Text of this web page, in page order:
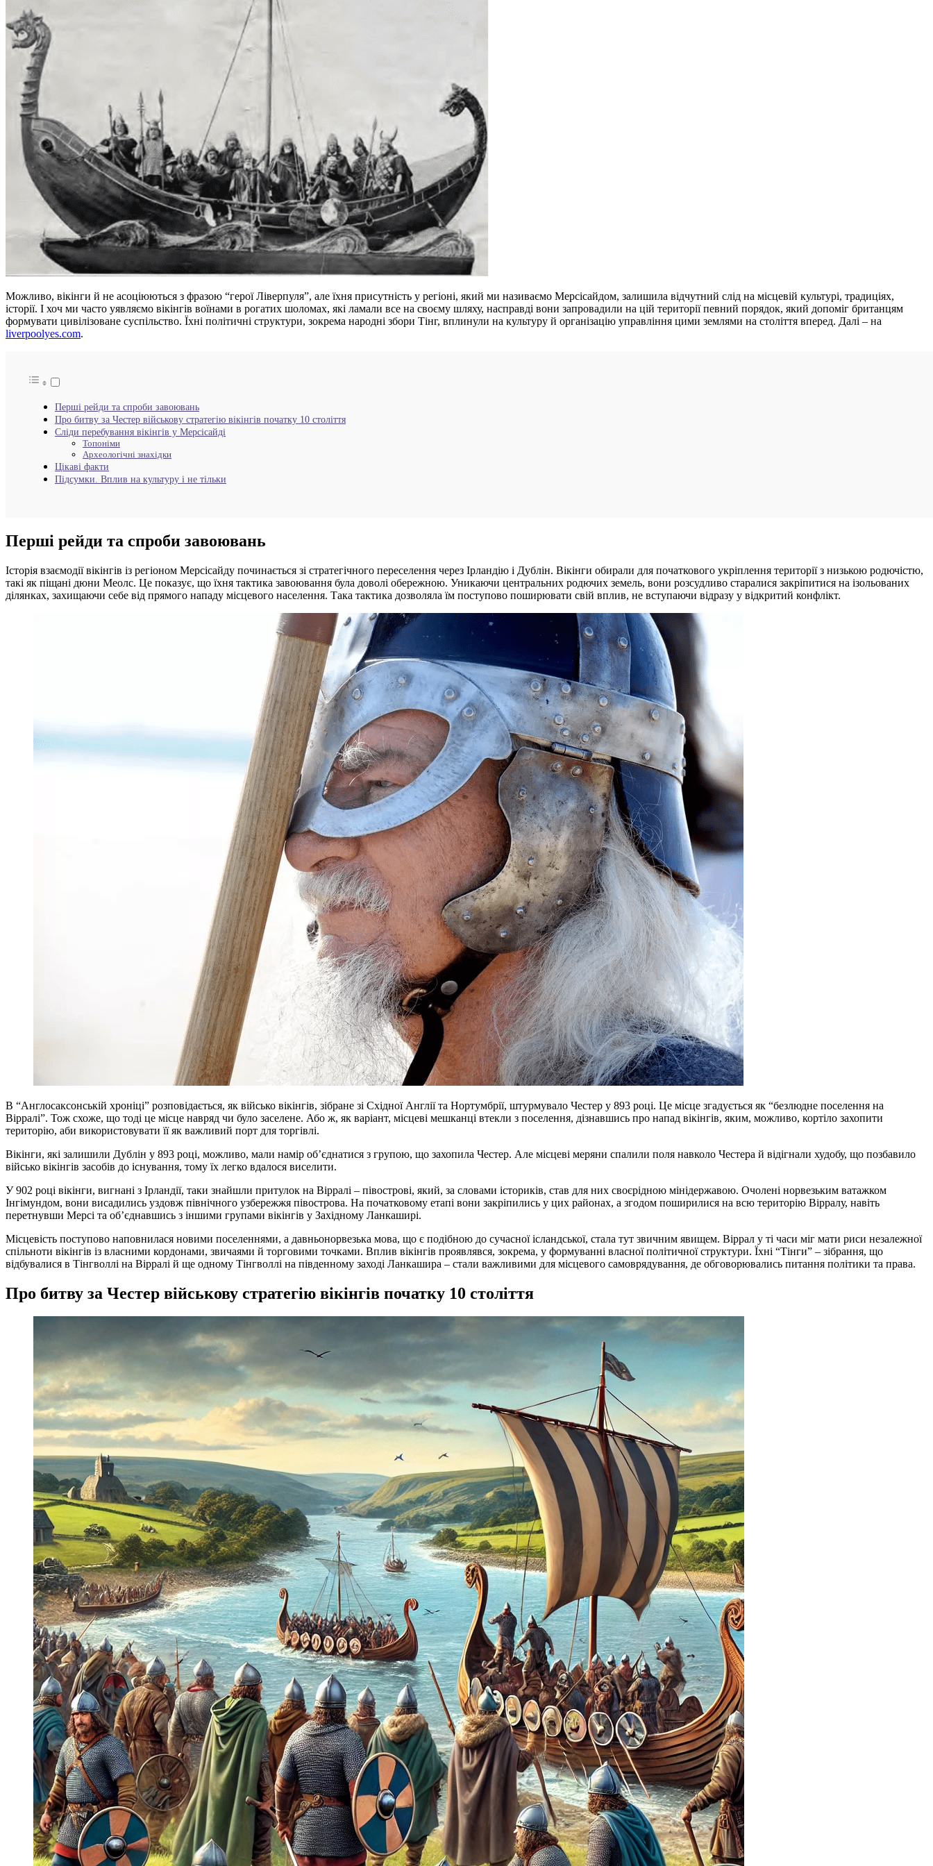
Можливо, вікінги й не асоціюються з фразою “герої Ліверпуля”, але їхня присутність у регіоні, який ми називаємо Мерсісайдом, залишила відчутний слід на місцевій культурі, традиціях,
історії. І хоч ми часто уявляємо вікінгів воїнами в рогатих шоломах, які ламали все на своєму шляху, насправді вони запровадили на цій території певний порядок, який допоміг британцям
формувати цивілізоване суспільство. Їхні політичні структури, зокрема народні збори Тінг, вплинули на культуру й організацію управління цими землями на століття вперед. Далі – на
liverpoolyes.com.
Перші рейди та спроби завоювань
Про битву за Честер військову стратегію вікінгів початку 10 століття
Сліди перебування вікінгів у Мерсісайді
Топоніми
Археологічні знахідки
Цікаві факти
Підсумки. Вплив на культуру і не тільки
Перші рейди та спроби завоювань
Історія взаємодії вікінгів із регіоном Мерсісайду починається зі стратегічного переселення через Ірландію і Дублін. Вікінги обирали для початкового укріплення території з низькою родючістю,
такі як піщані дюни Меолс. Це показує, що їхня тактика завоювання була доволі обережною. Уникаючи центральних родючих земель, вони розсудливо старалися закріпитися на ізольованих
ділянках, захищаючи себе від прямого нападу місцевого населення. Така тактика дозволяла їм поступово поширювати свій вплив, не вступаючи відразу у відкритий конфлікт.
В “Англосаксонській хроніці” розповідається, як військо вікінгів, зібране зі Східної Англії та Нортумбрії, штурмувало Честер у 893 році. Це місце згадується як “безлюдне поселення на
Вірралі”. Тож схоже, що тоді це місце навряд чи було заселене. Або ж, як варіант, місцеві мешканці втекли з поселення, дізнавшись про напад вікінгів, яким, можливо, кортіло захопити
територію, аби використовувати її як важливий порт для торгівлі.
Вікінги, які залишили Дублін у 893 році, можливо, мали намір об’єднатися з групою, що захопила Честер. Але місцеві меряни спалили поля навколо Честера й відігнали худобу, що позбавило
військо вікінгів засобів до існування, тому їх легко вдалося виселити.
У 902 році вікінги, вигнані з Ірландії, таки знайшли притулок на Вірралі – півострові, який, за словами істориків, став для них своєрідною мінідержавою. Очолені норвезьким ватажком
Інгімундом, вони висадились уздовж північного узбережжя півострова. На початковому етапі вони закріпились у цих районах, а згодом поширилися на всю територію Вірралу, навіть
перетнувши Мерсі та об’єднавшись з іншими групами вікінгів у Західному Ланкаширі.
Місцевість поступово наповнилася новими поселеннями, а давньонорвезька мова, що є подібною до сучасної ісландської, стала тут звичним явищем. Віррал у ті часи міг мати риси незалежної
спільноти вікінгів із власними кордонами, звичаями й торговими точками. Вплив вікінгів проявлявся, зокрема, у формуванні власної політичної структури. Їхні “Тінги” – зібрання, що
відбувалися в Тінгволлі на Вірралі й ще одному Тінгволлі на південному заході Ланкашира – стали важливими для місцевого самоврядування, де обговорювались питання політики та права.
Про битву за Честер військову стратегію вікінгів початку 10 століття